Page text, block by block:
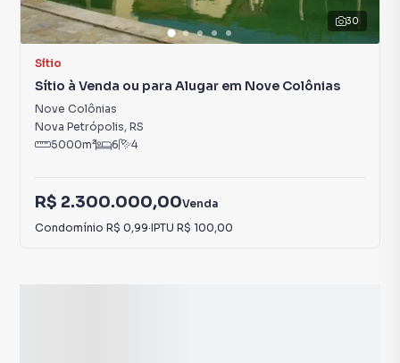
30
Sítio
Sítio à Venda ou para Alugar em Nove Colônias
Nove Colônias
Nova Petrópolis, RS
5000m² 6 4
R$ 2.300.000,00Venda
Condomínio R$ 0,99·IPTU R$ 100,00